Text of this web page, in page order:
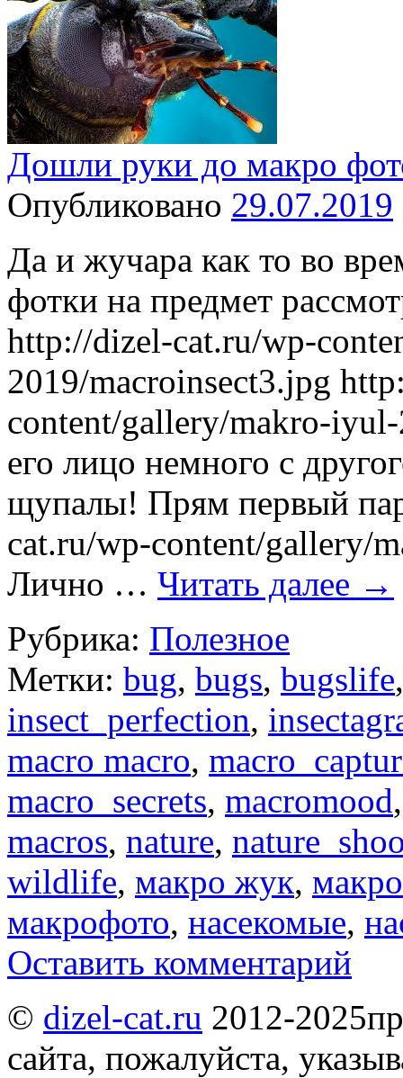
Дошли руки до макро
Опубликовано 29.07.2019
Да и жучара как то во
фотки на предмет
http://dizel-cat.ru/wp-
2019/macroinsect3.jpg
content/gallery/makro-
его лицо немного с
щупалы! Прям первый
cat.ru/wp-content/gallery/
Лично … Читать далее →
Рубрика: Полезное
Метки: bug, bugs, bugslife
insect_perfection,
macro macro,
macro_secrets, macromood
macros, nature,
wildlife, макро жук,
макрофото, насекомые,
Оставить комментарий
© dizel-cat.ru 2012-2025
сайта, пожалуйста,